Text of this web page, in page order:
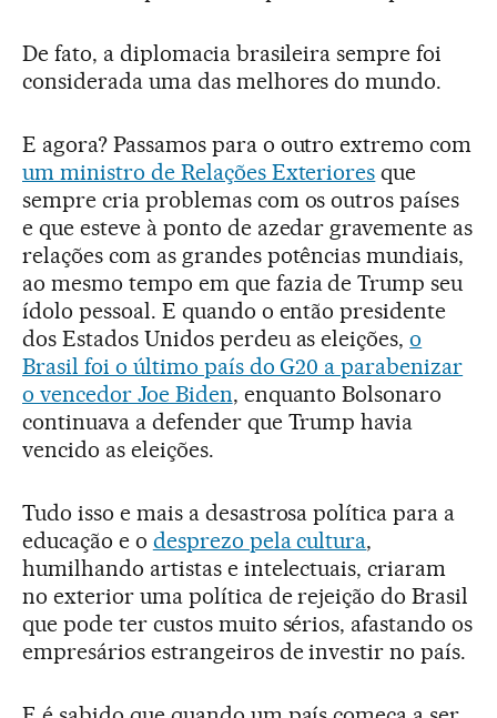
De fato, a diplomacia brasileira sempre foi
considerada uma das melhores do mundo.
E agora? Passamos para o outro extremo com
um ministro de Relações Exteriores que
sempre cria problemas com os outros países
e que esteve à ponto de azedar gravemente as
relações com as grandes potências mundiais,
ao mesmo tempo em que fazia de Trump seu
ídolo pessoal. E quando o então presidente
dos Estados Unidos perdeu as eleições,o
Brasil foi o último país do G20 a parabenizar
o vencedor Joe Biden, enquanto Bolsonaro
continuava a defender que Trump havia
vencido as eleições.
Tudo isso e mais a desastrosa política para a
educação e o desprezo pela cultura,
humilhando artistas e intelectuais, criaram
no exterior uma política de rejeição do Brasil
que pode ter custos muito sérios, afastando os
empresários estrangeiros de investir no país.